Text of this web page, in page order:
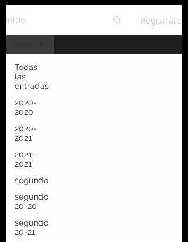
inicio Regístrate
Todas
las
entradas
2020-
2020
2020-
2021
2021-
2021
segundo
segundo
20-20
segundo
20-21